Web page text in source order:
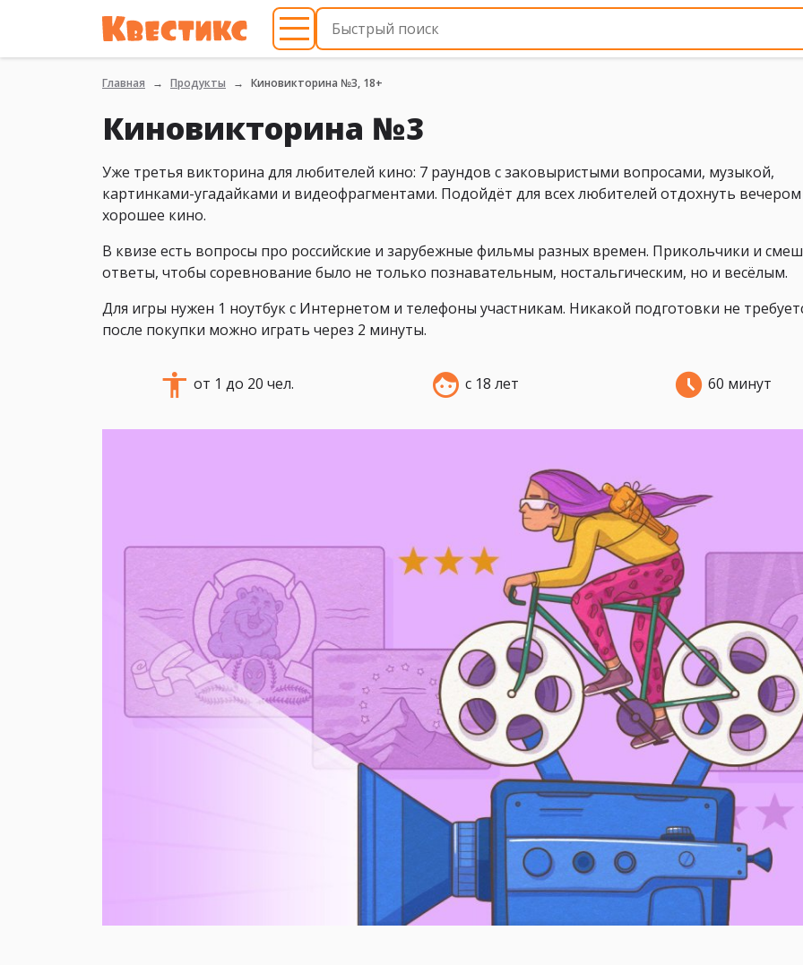
Главная Продукты Киновикторина №3, 18+
Киновикторина №3
Уже третья викторина для любителей кино: 7 раундов с заковыристыми вопросами, музыкой,
картинками-угадайками и видеофрагментами. Подойдёт для всех любителей отдохнуть
хорошее кино.
В квизе есть вопросы про российские и зарубежные фильмы разных времен. Прикольчики и
ответы, чтобы соревнование было не только познавательным, ностальгическим, но и весёлым.
Для игры нужен 1 ноутбук с Интернетом и телефоны участникам. Никакой подготовки не
после покупки можно играть через 2 минуты.
от 1 до 20 чел. с 18 лет 60 минут